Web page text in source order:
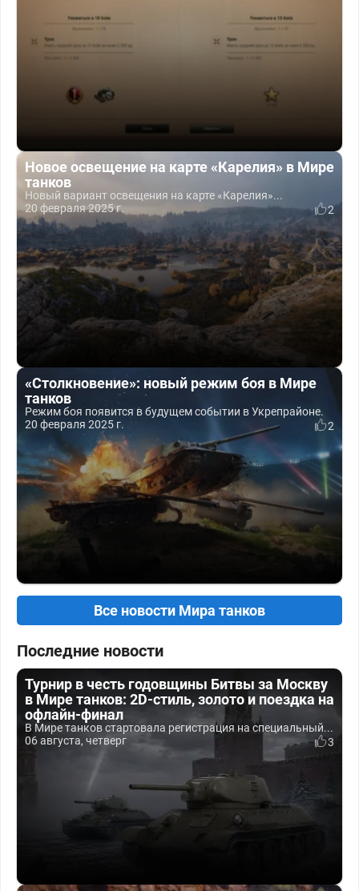
Новое освещение на карте «Карелия» в Мире
танков
Новый вариант освещения на карте «Карелия»...
20 февраля 2025 г.
2
«Столкновение»: новый режим боя в Мире
танков
Режим боя появится в будущем событии в Укрепрайоне.
20 февраля 2025 г.
2
Все новости Мира танков
Последние новости
Турнир в честь годовщины Битвы за Москву
в Мире танков: 2D-стиль, золото и поездка на
офлайн-финал
В Мире танков стартовала регистрация на специальный...
06 августа, четверг
3